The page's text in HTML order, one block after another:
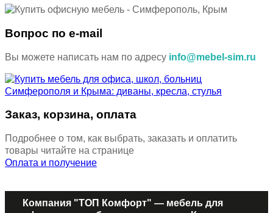
Вопрос по e-mail
Вы можете написать нам по адресу info@mebel-sim.ru
Заказ, корзина, оплата
Подробнее о том, как выбрать, заказать и оплатить
товары читайте на странице
Оплата и получение
Компания "ТОП Комфорт" — мебель для